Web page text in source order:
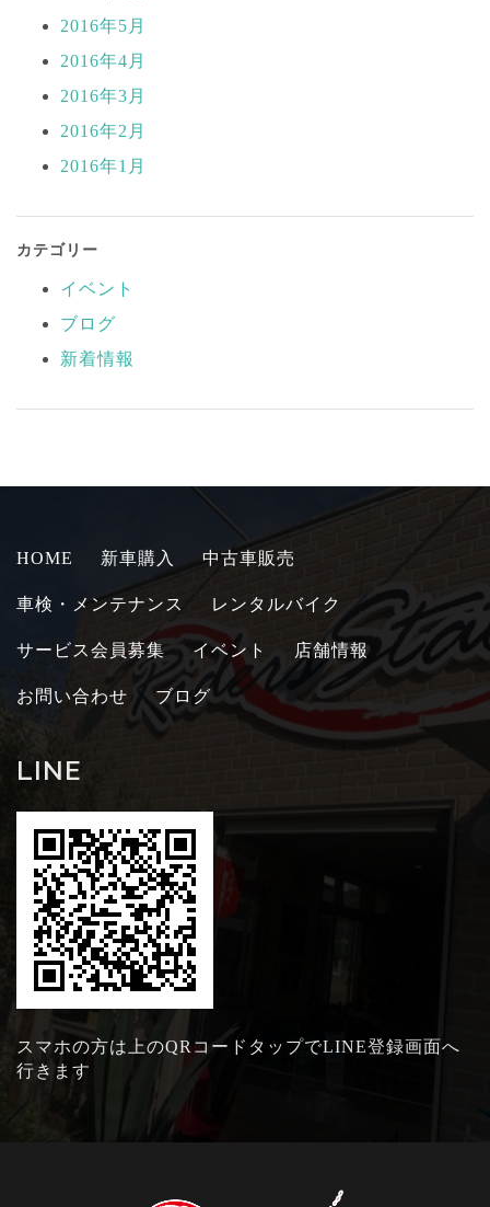
2016年5月
2016年4月
2016年3月
2016年2月
2016年1月
カテゴリー
イベント
ブログ
新着情報
HOME 新車購入 中古車販売
車検・メンテナンス レンタルバイク
サービス会員募集 イベント 店舗情報
お問い合わせ ブログ
LINE
スマホの方は上のQRコードタップでLINE登録画面へ
行きます